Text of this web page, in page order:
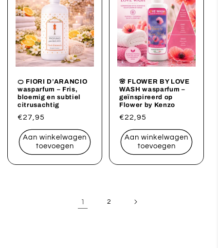
🍊 FIORI D’ARANCIO
wasparfum – Fris,
bloemig en subtiel
citrusachtig
Normale
prijs
€27,95
Aan winkelwagen
toevoegen
🌸 FLOWER BY LOVE
WASH wasparfum –
geïnspireerd op
Flower by Kenzo
Normale
prijs
€22,95
Aan winkelwagen
toevoegen
1 2